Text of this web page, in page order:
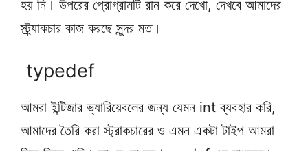
হয় নি। উপরের প্রোগ্রামটি রান করে দেখো, দেখবে আমাদের
স্ট্র্যাকচার কাজ করছে সুন্দর মত।
typedef
আমরা ইন্টিজার ভ্যারিয়েবলের জন্য যেমন int ব্যবহার করি,
আমাদের তৈরি করা স্ট্রাকচারের ও এমন একটা টাইপ আমরা